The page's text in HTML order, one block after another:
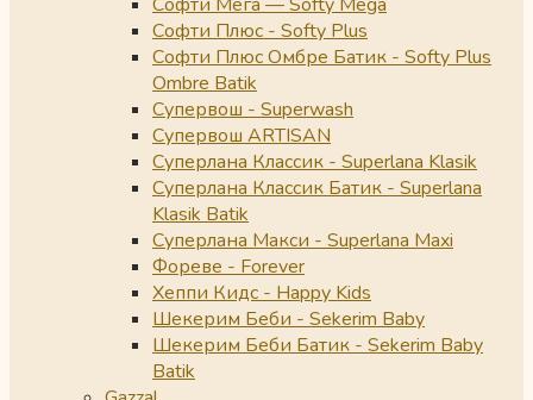
Софти Плюс - Softy Plus
Софти Плюс Омбре Батик - Softy Plus
Ombre Batik
Супервош - Superwash
Супервош ARTISAN
Суперлана Классик - Superlana Klasik
Суперлана Классик Батик - Superlana
Klasik Batik
Суперлана Макси - Superlana Maxi
Фореве - Forever
Хеппи Кидс - Happy Kids
Шекерим Беби - Sekerim Baby
Шекерим Беби Батик - Sekerim Baby
Batik